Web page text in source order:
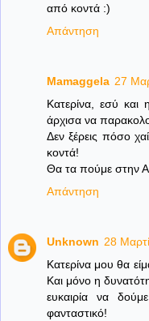
από κοντά :)
Απάντηση
Mamaggela 27
Κατερίνα, εσύ
άρχισα να
Δεν ξέρεις πόσο
κοντά!
Θα τα πούμε στην
Απάντηση
Unknown 28
Κατερίνα μου θα
Και μόνο η
ευκαιρία να
φανταστικό!